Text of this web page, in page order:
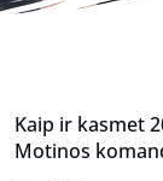
Kaip ir kasmet
Motinos